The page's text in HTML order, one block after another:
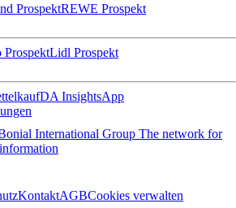
ProspektREWE Prospekt
ProspektLidl Prospekt
kaufDA InsightsApp
International Group The network for
KontaktAGBCookies verwalten